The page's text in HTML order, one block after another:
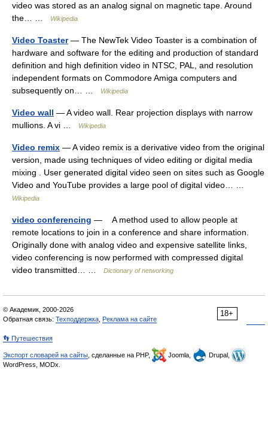
video was stored as an analog signal on magnetic tape. Around
the… …
Wikipedia
Video Toaster— The NewTek Video Toaster is a combination of
hardware and software for the editing and production of standard
definition and high definition video in NTSC, PAL, and resolution
independent formats on Commodore Amiga computers and
subsequently on… …
Wikipedia
Video wall — A video wall. Rear projection displays with narrow
mullions. A vi …
Wikipedia
Video remix — A video remix is a derivative video from the original
version, made using techniques of video editing or digital media
mixing . User generated digital video seen on sites such as Google
Video and YouTube provides a large pool of digital video… …
Wikipedia
video conferencing — A method used to allow people at
remote locations to join in a conference and share information.
Originally done with analog video and expensive satellite links,
video conferencing is now performed with compressed digital
video transmitted… …
Dictionary of networking
18+
© Академик, 2000-2026
Обратная связь: Техподдержка Реклама на сайте
👣 Путешествия
Экспорт словарей на сайты , сделанные на PHP, Joomla,
Drupal,
WordPress, MODx.